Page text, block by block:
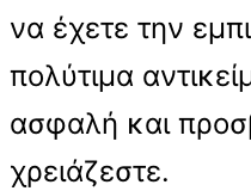
να έχετε την
πολύτιμα
ασφαλή και
χρειάζεστε.